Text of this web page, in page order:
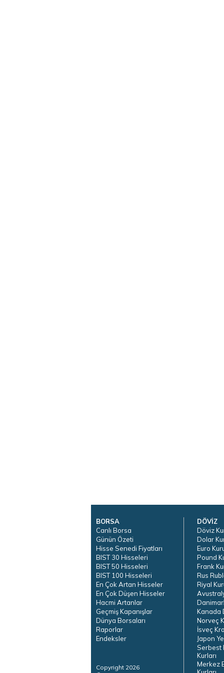
BORSA
Canlı Borsa
Günün Özeti
Hisse Senedi Fiyatları
BIST 30 Hisseleri
BIST 50 Hisseleri
BIST 100 Hisseleri
En Çok Artan Hisseler
En Çok Düşen Hisseler
Hacmi Artanlar
Geçmiş Kapanışlar
Dünya Borsaları
Raporlar
Endeksler
Copyright 2026
DÖVİZ
Döviz
Dolar
Euro
Pound
Frank
Rus
Riyal
Kanada
Norveç
İsveç
Japon
Serbest
Kurları
Merkez